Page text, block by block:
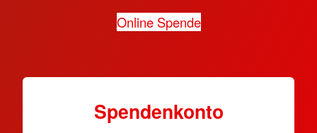
Online Spende
Spendenkonto